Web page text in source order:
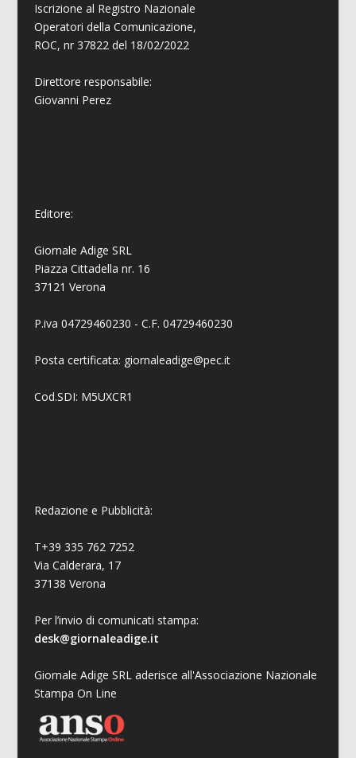
Iscrizione al Registro Nazionale
Operatori della Comunicazione,
ROC, nr 37822 del 18/02/2022
Direttore responsabile:
Giovanni Perez
Editore:
Giornale Adige SRL
Piazza Cittadella nr. 16
37121 Verona
P.iva 04729460230 - C.F. 04729460230
Posta certificata: giornaleadige@pec.it
Cod.SDI: M5UXCR1
Redazione e Pubblicità:
T+39 335 762 7252
Via Calderara, 17
37138 Verona
Per l’invio di comunicati stampa:
desk@giornaleadige.it
Giornale Adige SRL aderisce all'Associazione Nazionale
Stampa On Line